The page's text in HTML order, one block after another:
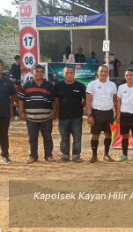
Kapolsek Kayan Hilir